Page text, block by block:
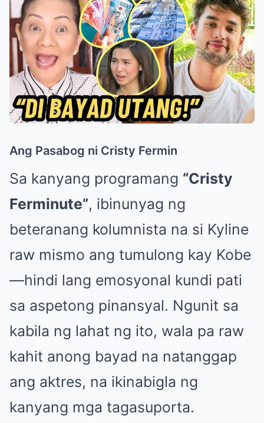
Ang Pasabog ni Cristy Fermin
Sa kanyang programang “Cristy
Ferminute”, ibinunyag ng
beteranang kolumnista na si Kyline
raw mismo ang tumulong kay Kobe
—hindi lang emosyonal kundi pati
sa aspetong pinansyal. Ngunit sa
kabila ng lahat ng ito, wala pa raw
kahit anong bayad na natanggap
ang aktres, na ikinabigla ng
kanyang mga tagasuporta.